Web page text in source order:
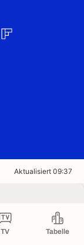
TV Tabelle
Aktualisiert 09:37